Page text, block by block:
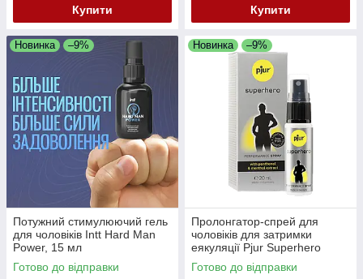
Купити Купити
Новинка –9%
Потужний стимулюючий гель
для чоловіків Intt Hard Man
Power, 15 мл
Готово до відправки
Новинка –9%
Пролонгатор-спрей для
чоловіків для затримки
еякуляції Pjur Superhero
Performance Spray, 20 мл
Готово до відправки